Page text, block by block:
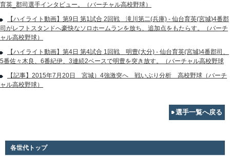
育英_郡司選手インタビュー。（バーチャル高校野球）
【ハイライト動画】第9日 第1試合 2回戦 滝川第二(兵庫) - 仙台育英(宮城)4番郡
司がレフトスタンドへ豪快なソロホームランを放ち、追加点をもたらす。（バーチ
ャル高校野球）
【ハイライト動画】第4日 第4試合 1回戦 明豊(大分) - 仙台育英(宮城)4番郡司、
5番佐々木良、6番紀伊、3連続2ベースで明豊を突き放す。（バーチャル高校野球
【記事】2015年7月20日 宮城）4強激突へ 戦いぶり分析 高校野球（バーチ
ャル高校野球）
選手一覧へ戻る
各世代トップ